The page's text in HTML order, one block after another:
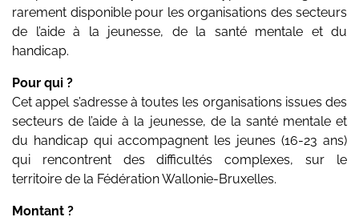
rarement disponible pour les organisations des secteurs
de l’aide à la jeunesse, de la santé mentale et du
handicap.
Pour qui ?
Cet appel s’adresse à toutes les organisations issues des
secteurs de l’aide à la jeunesse, de la santé mentale et
du handicap qui accompagnent les jeunes (16-23 ans)
qui rencontrent des difficultés complexes, sur le
territoire de la Fédération Wallonie-Bruxelles.
Montant ?